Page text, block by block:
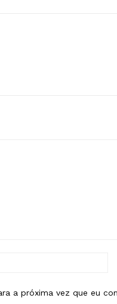
a próxima vez que eu